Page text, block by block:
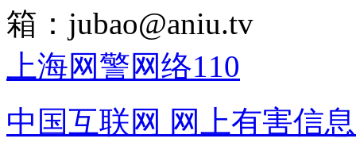
箱： jubao@aniu.tv
上海网警网络110
中国互联网 网上有害信